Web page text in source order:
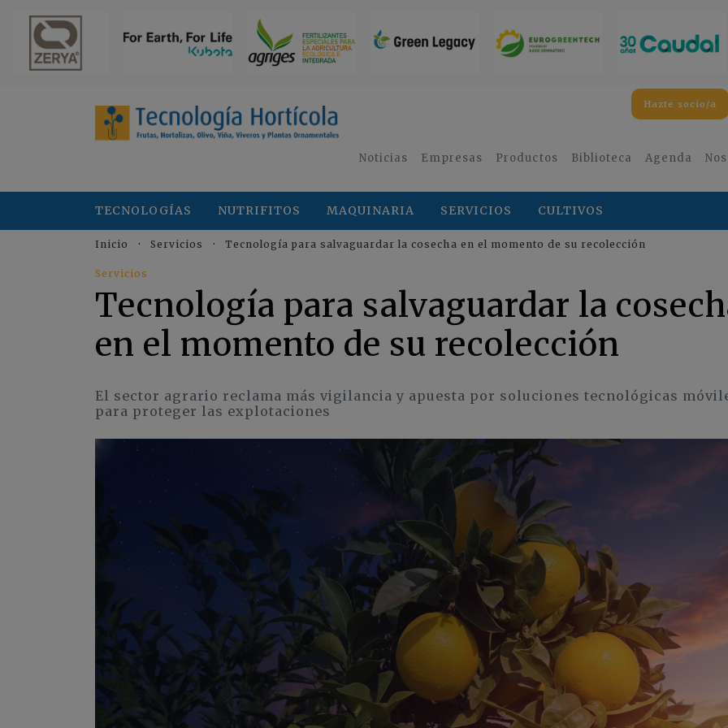
Hazte socio/a
Noticias Empresas Productos Biblioteca Agenda
TECNOLOGÍAS NUTRIFITOS MAQUINARIA SERVICIOS CULTIVOS
Inicio Servicios Tecnología para salvaguardar la cosecha en el momento de su recolección
Servicios
Tecnología para salvaguardar la
en el momento de su recolección
El sector agrario reclama más vigilancia y apuesta por soluciones tecnológicas
para proteger las explotaciones